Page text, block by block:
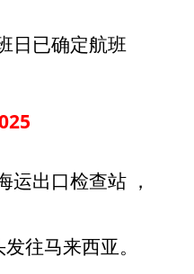
日已确定航班
出口检查站 ，
往马来西亚。